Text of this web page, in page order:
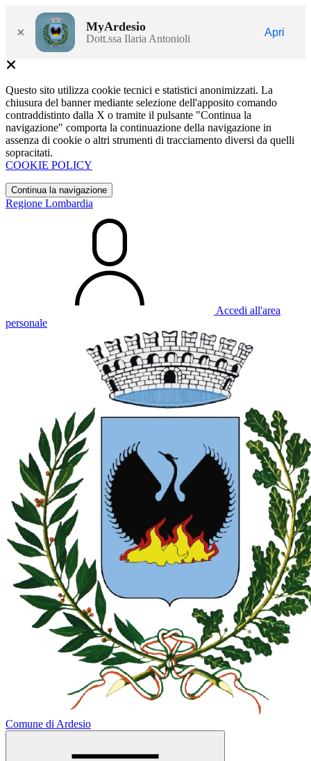
× MyArdesio
Dott.ssa Ilaria Antonioli
Apri
Questo sito utilizza cookie tecnici e statistici anonimizzati. La
chiusura del banner mediante selezione dell'apposito comando
contraddistinto dalla X o tramite il pulsante "Continua la
navigazione" comporta la continuazione della navigazione in
assenza di cookie o altri strumenti di tracciamento diversi da quelli
sopracitati.
COOKIE POLICY
Continua la navigazione
Regione Lombardia
Accedi all'area
personale
Comune di Ardesio